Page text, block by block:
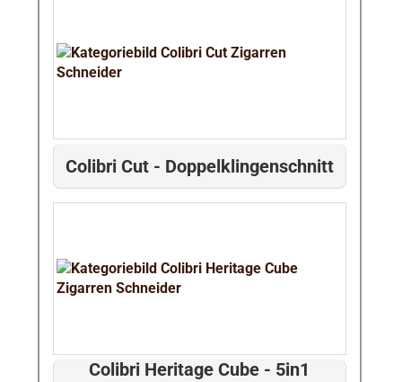
Colibri Cut - Doppelklingenschnitt
Colibri Heritage Cube - 5in1